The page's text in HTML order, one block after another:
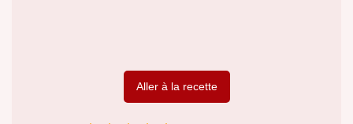
Aller à la recette